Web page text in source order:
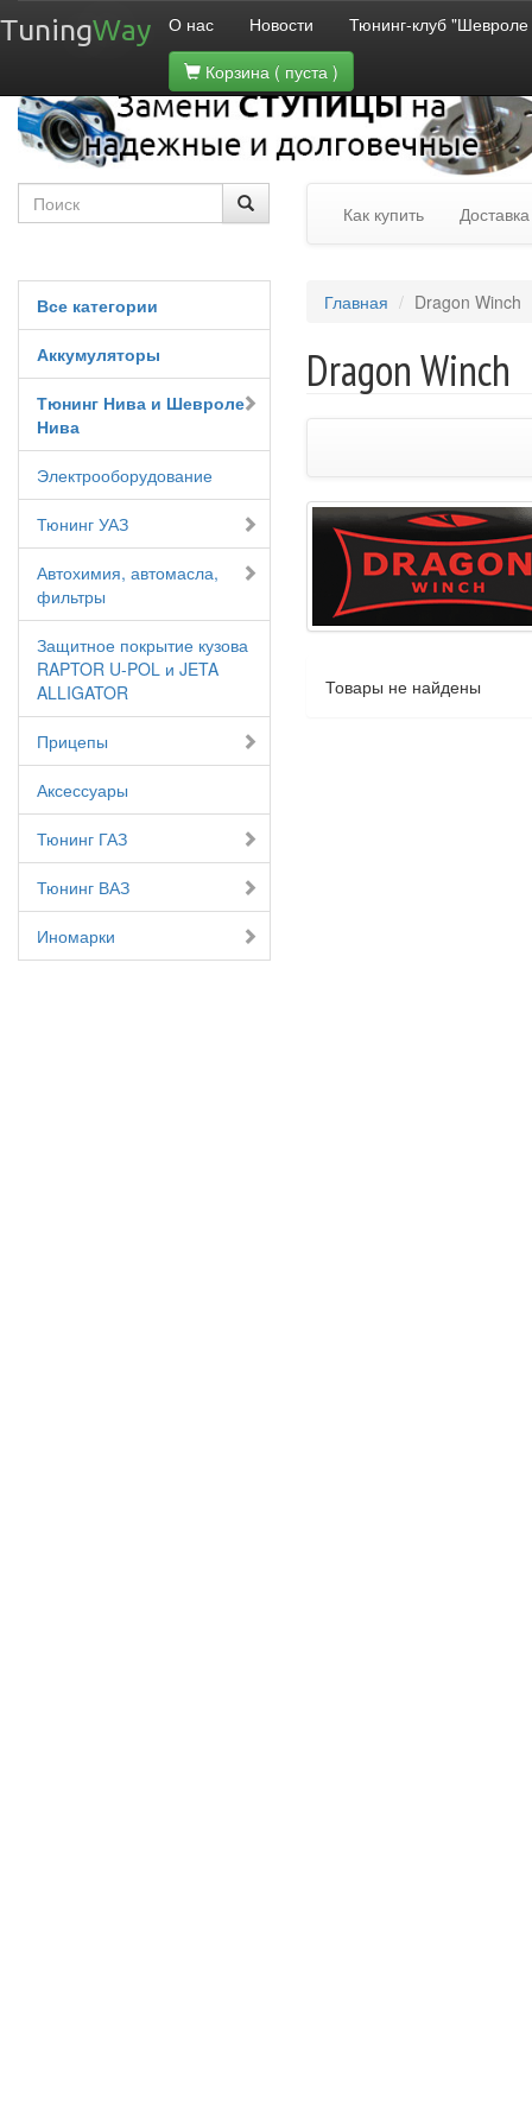
TuningWay О нас Новости
Тюнинг-клуб
Корзина ( пуста )
Как купить Доставка
Все категории
Аккумуляторы
Тюнинг Нива и Шевроле
Нива
Электрооборудование
Тюнинг УАЗ
Автохимия, автомасла,
фильтры
Защитное покрытие кузова
RAPTOR U-POL и JETA
ALLIGATOR
Прицепы
Аксессуары
Тюнинг ГАЗ
Тюнинг ВАЗ
Иномарки
Главная Dragon Winch
Dragon Winch
Товары не найдены